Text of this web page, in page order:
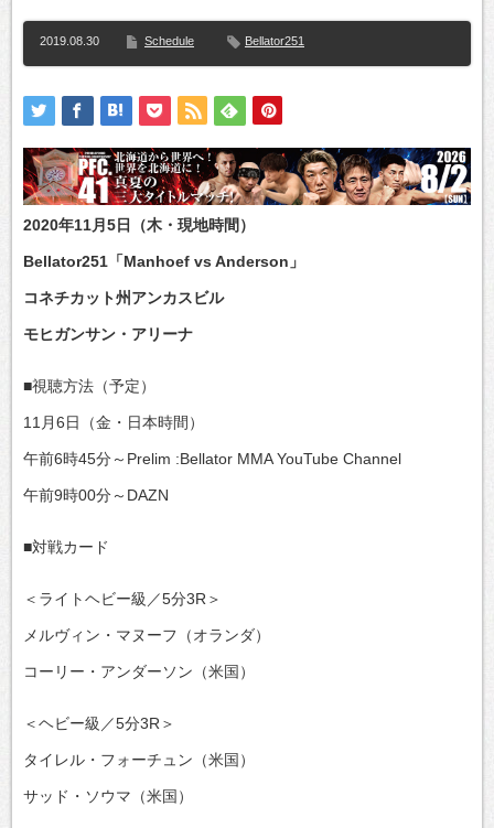
2019.08.30 Schedule Bellator251
2020年11月5日（木・現地時間）
Bellator251「Manhoef vs Anderson」
コネチカット州アンカスビル
モヒガンサン・アリーナ
■視聴方法（予定）
11月6日（金・日本時間）
午前6時45分～Prelim :Bellator MMA YouTube Channel
午前9時00分～DAZN
■対戦カード
＜ライトヘビー級／5分3R＞
メルヴィン・マヌーフ（オランダ）
コーリー・アンダーソン（米国）
＜ヘビー級／5分3R＞
タイレル・フォーチュン（米国）
サッド・ソウマ（米国）